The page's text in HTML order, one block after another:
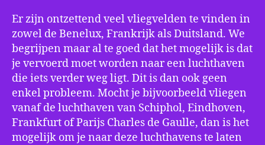
Er zijn ontzettend veel vliegvelden te vinden in
zowel de Benelux, Frankrijk als Duitsland. We
begrijpen maar al te goed dat het mogelijk is dat
je vervoerd moet worden naar een luchthaven
die iets verder weg ligt. Dit is dan ook geen
enkel probleem. Mocht je bijvoorbeeld vliegen
vanaf de luchthaven van Schiphol, Eindhoven,
Frankfurt of Parijs Charles de Gaulle, dan is het
mogelijk om je naar deze luchthavens te laten